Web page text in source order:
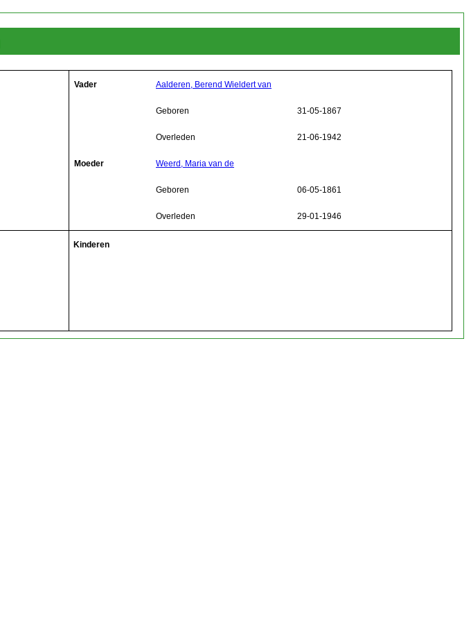
Vader Aalderen, Berend Wieldert van
Geboren 31-05-1867
Overleden 21-06-1942
Moeder Weerd, Maria van de
Geboren 06-05-1861
Overleden 29-01-1946
Kinderen